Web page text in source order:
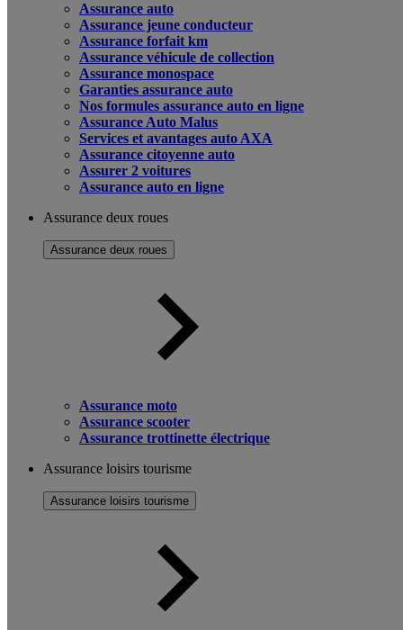
Assurance auto
Assurance jeune conducteur
Assurance forfait km
Assurance véhicule de collection
Assurance monospace
Garanties assurance auto
Nos formules assurance auto en ligne
Assurance Auto Malus
Services et avantages auto AXA
Assurance citoyenne auto
Assurer 2 voitures
Assurance auto en ligne
Assurance deux roues
Assurance deux roues
Assurance moto
Assurance scooter
Assurance trottinette électrique
Assurance loisirs tourisme
Assurance loisirs tourisme